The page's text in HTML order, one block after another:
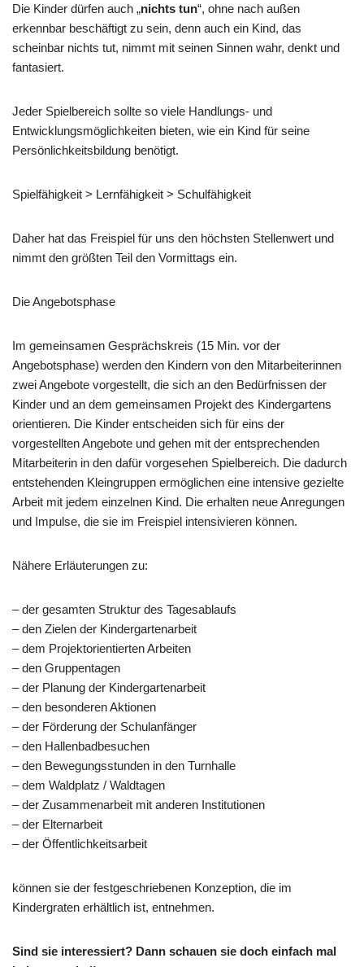
Die Kinder dürfen auch „nichts tun“, ohne nach außen
erkennbar beschäftigt zu sein, denn auch ein Kind, das
scheinbar nichts tut, nimmt mit seinen Sinnen wahr, denkt und
fantasiert.
Jeder Spielbereich sollte so viele Handlungs- und
Entwicklungsmöglichkeiten bieten, wie ein Kind für seine
Persönlichkeitsbildung benötigt.
Spielfähigkeit > Lernfähigkeit > Schulfähigkeit
Daher hat das Freispiel für uns den höchsten Stellenwert und
nimmt den größten Teil den Vormittags ein.
Die Angebotsphase
Im gemeinsamen Gesprächskreis (15 Min. vor der
Angebotsphase) werden den Kindern von den Mitarbeiterinnen
zwei Angebote vorgestellt, die sich an den Bedürfnissen der
Kinder und an dem gemeinsamen Projekt des Kindergartens
orientieren. Die Kinder entscheiden sich für eins der
vorgestellten Angebote und gehen mit der entsprechenden
Mitarbeiterin in den dafür vorgesehen Spielbereich. Die dadurch
entstehenden Kleingruppen ermöglichen eine intensive gezielte
Arbeit mit jedem einzelnen Kind. Die erhalten neue Anregungen
und Impulse, die sie im Freispiel intensivieren können.
Nähere Erläuterungen zu:
– der gesamten Struktur des Tagesablaufs
– den Zielen der Kindergartenarbeit
– dem Projektorientierten Arbeiten
– den Gruppentagen
– der Planung der Kindergartenarbeit
– den besonderen Aktionen
– der Förderung der Schulanfänger
– den Hallenbadbesuchen
– den Bewegungsstunden in den Turnhalle
– dem Waldplatz / Waldtagen
– der Zusammenarbeit mit anderen Institutionen
– der Elternarbeit
– der Öffentlichkeitsarbeit
können sie der festgeschriebenen Konzeption, die im
Kindergraten erhältlich ist, entnehmen.
Sind sie interessiert? Dann schauen sie doch einfach mal